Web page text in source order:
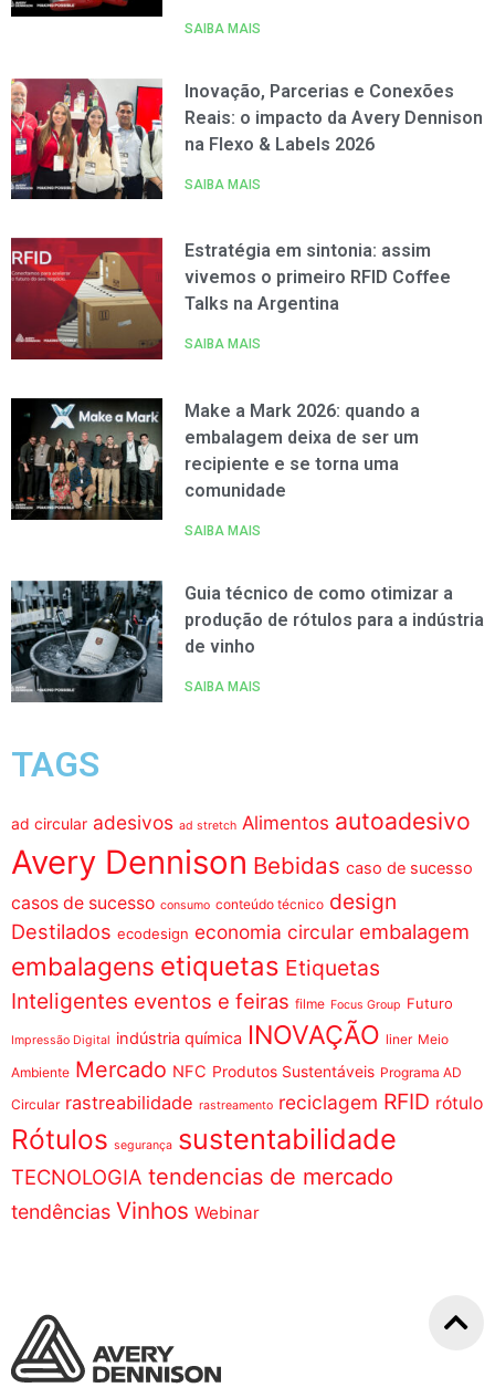
SAIBA MAIS
Inovação, Parcerias e Conexões
Reais: o impacto da Avery Dennison
na Flexo & Labels 2026
SAIBA MAIS
Estratégia em sintonia: assim
vivemos o primeiro RFID Coffee
Talks na Argentina
SAIBA MAIS
Make a Mark 2026: quando a
embalagem deixa de ser um
recipiente e se torna uma
comunidade
SAIBA MAIS
Guia técnico de como otimizar a
produção de rótulos para a indústria
de vinho
SAIBA MAIS
TAGS
ad circular adesivos ad stretch Alimentos autoadesivo
Avery Dennison Bebidas caso de sucesso
casos de sucesso consumo conteúdo técnico design
Destilados ecodesign economia circular embalagem
embalagens etiquetas Etiquetas
Inteligentes eventos e feiras filme Focus Group Futuro
Impressão Digital indústria química INOVAÇÃO liner Meio
Ambiente Mercado NFC Produtos Sustentáveis Programa AD
Circular rastreabilidade rastreamento reciclagem RFID rótulo
Rótulos segurança sustentabilidade
TECNOLOGIA tendencias de mercado
tendências Vinhos Webinar